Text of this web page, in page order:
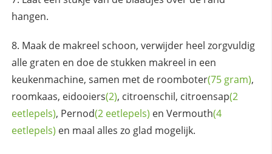
hangen.
Maak de makreel schoon, verwijder heel zorgvuldig
alle graten en doe de stukken makreel in een
keukenmachine, samen met de roomboter(75 gram),
roomkaas, eidooiers(2), citroenschil, citroensap(2
eetlepels), Pernod(2 eetlepels) en Vermouth(4
eetlepels) en maal alles zo glad mogelijk.